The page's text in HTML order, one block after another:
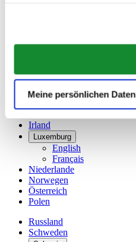
Meine persönlichen
Dänemark
Deutschland
Finnland
Irland
Luxemburg
English
Français
Niederlande
Norwegen
Österreich
Polen
Russland
Schweden